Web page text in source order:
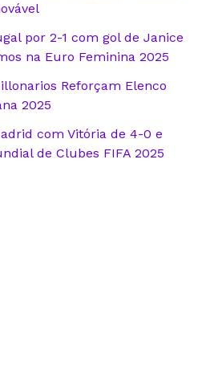
por 2-1 com gol de Janice
na Euro Feminina 2025
Reforçam Elenco
2025
com Vitória de 4-0 e
de Clubes FIFA 2025